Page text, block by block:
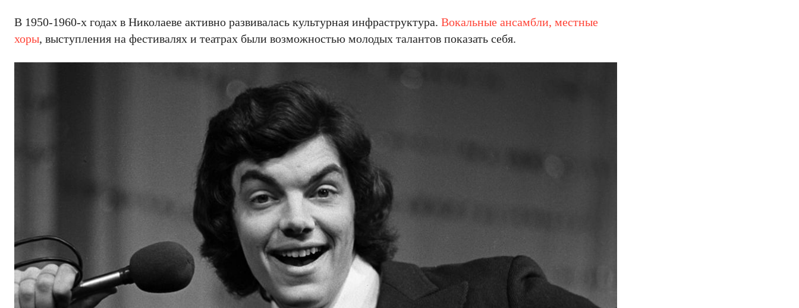
В 1950-1960-х годах в Николаеве активно развивалась культурная инфраструктура. Вокальные ансамбли, местные
хоры, выступления на фестивалях и театрах были возможностью молодых талантов показать себя.